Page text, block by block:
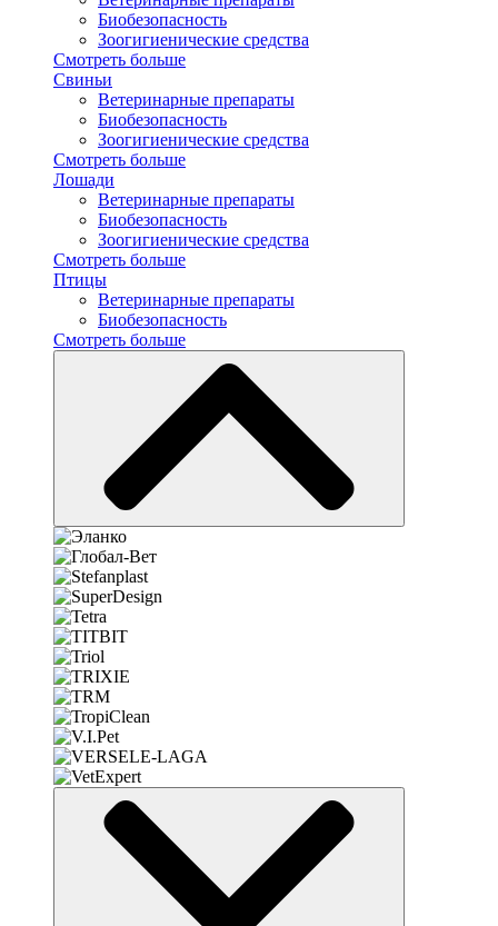
Биобезопасность
Зоогигиенические средства
Смотреть больше
Свиньи
Ветеринарные препараты
Биобезопасность
Зоогигиенические средства
Смотреть больше
Лошади
Ветеринарные препараты
Биобезопасность
Зоогигиенические средства
Смотреть больше
Птицы
Ветеринарные препараты
Биобезопасность
Смотреть больше